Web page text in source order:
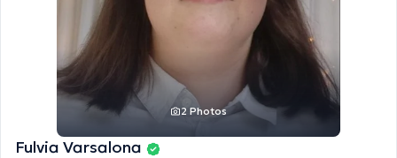
2 Photos
Fulvia Varsalona